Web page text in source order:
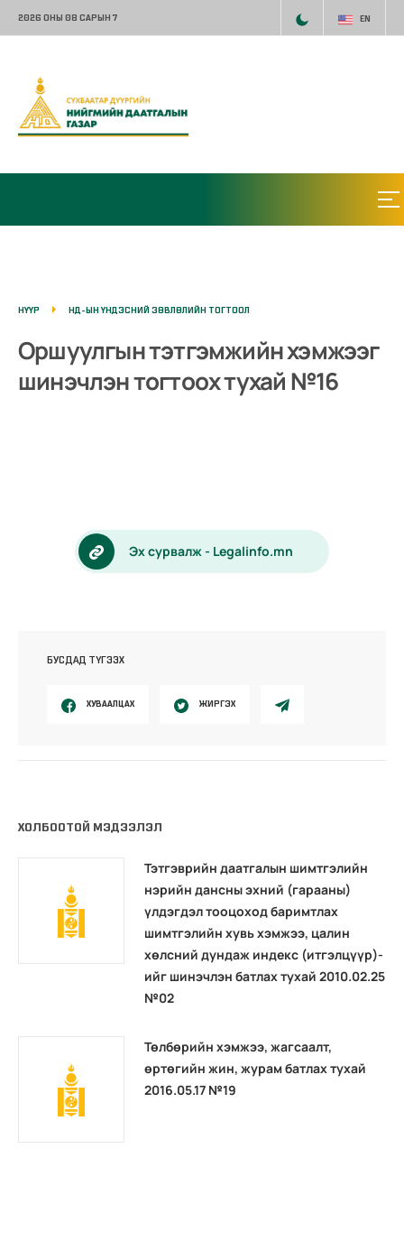
2026 ОНЫ 08 САРЫН 7 EN
НҮҮР НД-ЫН ҮНДЭСНИЙ ЗӨВЛӨЛИЙН ТОГТООЛ
Оршуулгын тэтгэмжийн хэмжээг
шинэчлэн тогтоох тухай №16
Эх сурвалж - Legalinfo.mn
БУСДАД ТҮГЭЭХ
ХУВААЛЦАХ ЖИРГЭХ
ХОЛБООТОЙ МЭДЭЭЛЭЛ
Тэтгэврийн даатгалын шимтгэлийн
нэрийн дансны эхний (гарааны)
үлдэгдэл тооцоход баримтлах
шимтгэлийн хувь хэмжээ, цалин
хөлсний дундаж индекс (итгэлцүүр)-
ийг шинэчлэн батлах тухай 2010.02.25
№02
Төлбөрийн хэмжээ, жагсаалт,
өртөгийн жин, журам батлах тухай
2016.05.17 №19